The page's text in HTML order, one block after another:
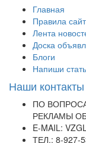
Главная
Правила
Лента
Доска
Блоги
Напиши
Наши контакты
ПО
РЕКЛАМЫ
E-MAIL:
ТЕЛ.: 8-927-